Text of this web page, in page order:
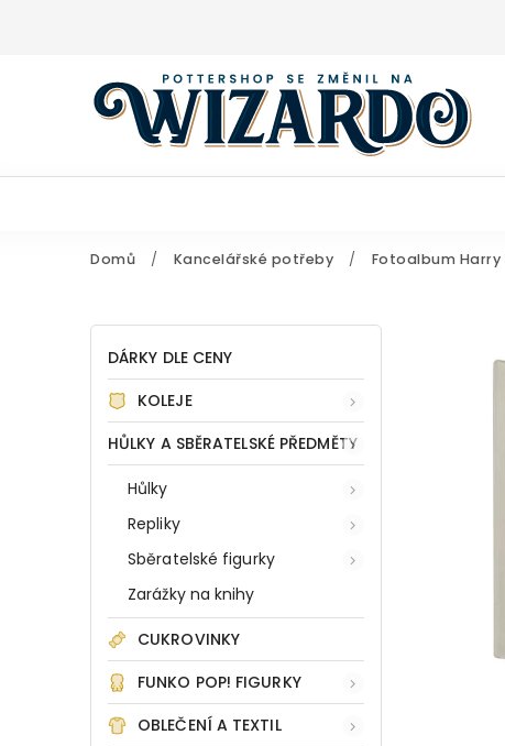
Domů / Kancelářské potřeby / Fotoalbum
DÁRKY DLE CENY
KOLEJE
HŮLKY A SBĚRATELSKÉ PŘEDMĚTY
Hůlky
Repliky
Sběratelské figurky
Zarážky na knihy
CUKROVINKY
FUNKO POP! FIGURKY
OBLEČENÍ A TEXTIL